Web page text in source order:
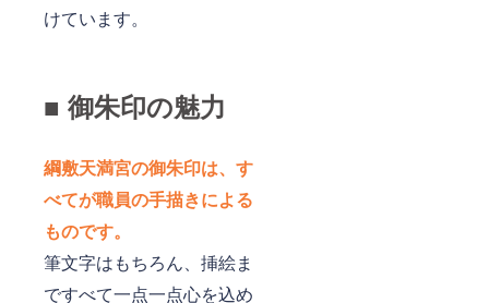
けています。
■ 御朱印の魅力
綱敷天満宮の御朱印は、す
べてが職員の手描きによる
ものです。
筆文字はもちろん、挿絵ま
ですべて一点一点心を込め